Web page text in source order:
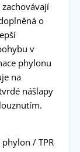
o
v
phylonu
na
nášlapy
/ TPR